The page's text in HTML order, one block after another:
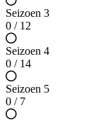
Seizoen 3
0 / 12
Seizoen 4
0 / 14
Seizoen 5
0 / 7